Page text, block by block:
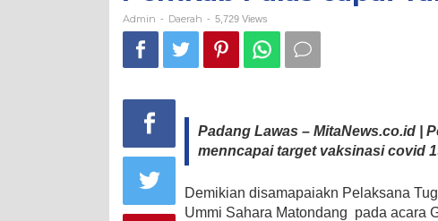
%
Admin - Daerah - 5,729 Views
Padang Lawas – MitaNews.co.id |
menncapai target vaksinasi covid
Demikian disamapaiakn Pelaksana
Ummi Sahara Matondang pada acara